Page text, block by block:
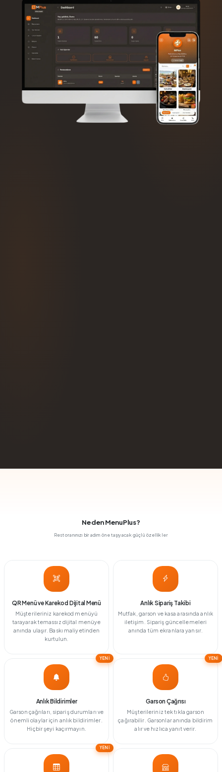
Neden MenuPlus?
Restoranınızı bir adım öne taşıyacak güçlü özellikler
QR Menü ve Karekod Dijital Menü
Müşterileriniz karekod menüyü
tarayarak temassız dijital menüye
anında ulaşır. Baskı maliyetinden
kurtulun.
Anlık Sipariş Takibi
Mutfak, garson ve kasa arasında anlık
iletişim. Sipariş güncellemeleri
anında tüm ekranlara yansır.
YENİ
Anlık Bildirimler
Garson çağrıları, sipariş durumları ve
önemli olaylar için anlık bildirimler.
Hiçbir şeyi kaçırmayın.
YENİ
Garson Çağrısı
Müşterileriniz tek tıkla garson
çağırabilir. Garsonlar anında bildirim
alır ve hızlıca yanıt verir.
YENİ